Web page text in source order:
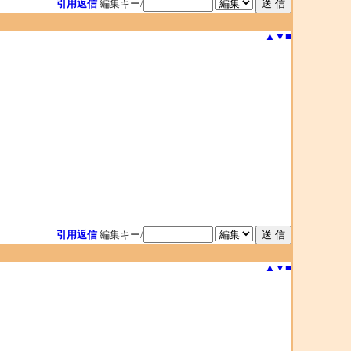
引用返信 編集キー/
▲ ▼ ■
引用返信 編集キー/
▲ ▼ ■